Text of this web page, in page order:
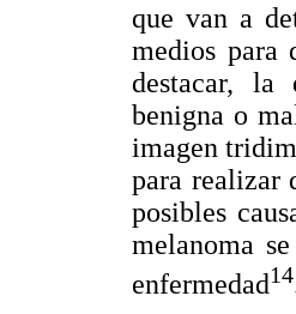
que van a
medios para
destacar, la
benigna o
imagen
para realizar
posibles
melanoma
enfermedad14